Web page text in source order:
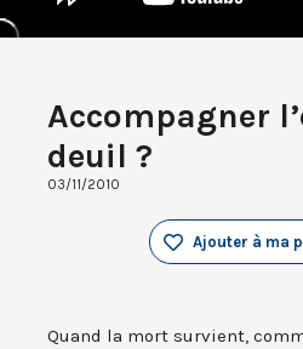
Accompagner
deuil ?
03/11/2010
Ajouter à ma
Quand la mort survient,